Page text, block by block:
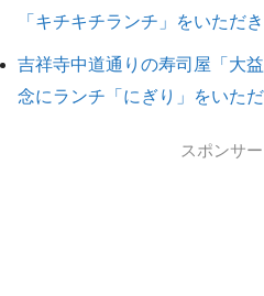
「キチキチランチ」をいただ
吉祥寺中道通りの寿司屋「大
念にランチ「にぎり」をいた
スポンサ